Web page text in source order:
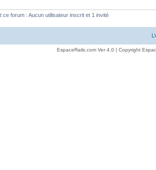
ce forum : Aucun utilisateur inscrit et 1 invité
EspaceRails.com Ver 4.0 | Copyright